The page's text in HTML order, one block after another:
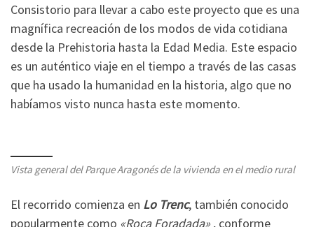
Consistorio para llevar a cabo este proyecto que es una
magnífica recreación de los modos de vida cotidiana
desde la Prehistoria hasta la Edad Media. Este espacio
es un auténtico viaje en el tiempo a través de las casas
que ha usado la humanidad en la historia, algo que no
habíamos visto nunca hasta este momento.
Vista general del Parque Aragonés de la vivienda en el medio rural
El recorrido comienza en Lo Trenc, también conocido
popularmente como «Roca Foradada» , conforme